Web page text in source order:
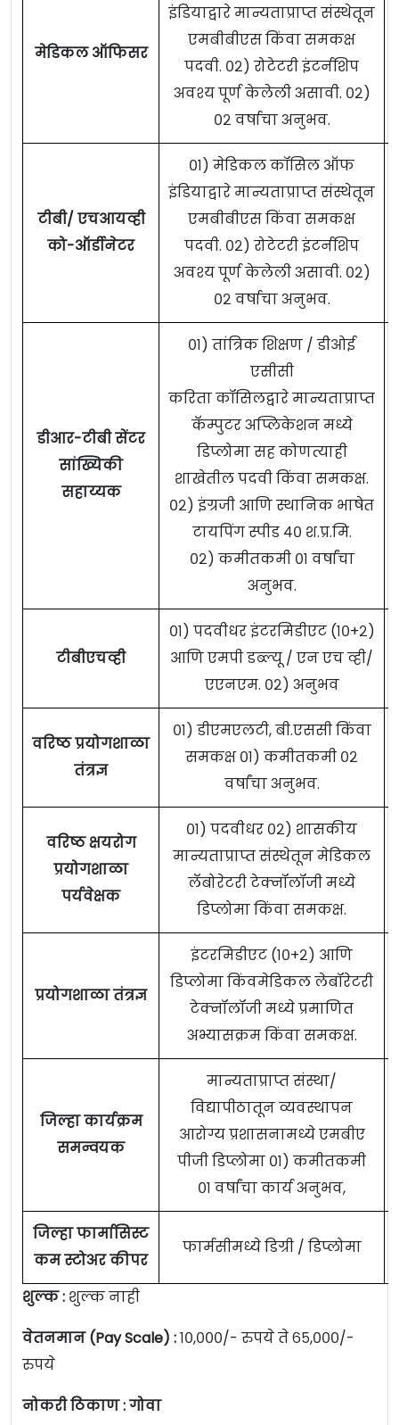
मेडिकल ऑफिसर
इंडियाद्वारे मान्यताप्राप्त संस्थेतून
एमबीबीएस किंवा समकक्ष
पदवी. ०२) रोटेटरी इंटर्नशिप
अवश्य पूर्ण केलेली असावी. ०२)
०२ वर्षाचा अनुभव.
टीबी/ एचआयव्ही
को-ऑर्डीनेटर
०१) मेडिकल कॉसिल ऑफ
इंडियाद्वारे मान्यताप्राप्त संस्थेतून
एमबीबीएस किंवा समकक्ष
पदवी. ०२) रोटेटरी इंटर्नशिप
अवश्य पूर्ण केलेली असावी. ०२)
०२ वर्षाचा अनुभव.
डीआर-टीबी सेंटर
सांख्यिकी
सहाय्यक
०१) तांत्रिक शिक्षण / डीओई
एसीसी
करिता कॉसिलद्वारे मान्यताप्राप्त
कॅम्पुटर अप्लिकेशन मध्ये
डिप्लोमा सह कोणत्याही
शाखेतील पदवी किंवा समकक्ष.
०२) इंग्रजी आणि स्थानिक भाषेत
टायपिंग स्पीड ४० श.प्र.मि.
०२) कमीतकमी ०१ वर्षांचा
अनुभव.
टीबीएचव्ही
०१) पदवीधर इंटरमिडीएट (१०+२)
आणि एमपी डब्ल्यू / एन एच व्ही/
एएनएम. ०२) अनुभव
वरिष्ठ प्रयोगशाळा
तंत्रज्ञ
०१) डीएमएलटी, बी.एससी किंवा
समकक्ष ०१) कमीतकमी ०२
वर्षांचा अनुभव.
वरिष्ठ क्षयरोग
प्रयोगशाळा
पर्यवेक्षक
०१) पदवीधर ०२) शासकीय
मान्यताप्राप्त संस्थेतून मेडिकल
लॅबोरेटरी टेक्नॉलॉजी मध्ये
डिप्लोमा किंवा समकक्ष.
प्रयोगशाळा तंत्रज्ञ
इंटरमिडीएट (१०+२) आणि
डिप्लोमा किंवमेडिकल लेबॉरेटरी
टेक्नॉलॉजी मध्ये प्रमाणित
अभ्यासक्रम किंवा समकक्ष.
जिल्हा कार्यक्रम
समन्वयक
मान्यताप्राप्त संस्था/
विद्यापीठातून व्यवस्थापन
आरोग्य प्रशासनामध्ये एमबीए
पीजी डिप्लोमा ०१) कमीतकमी
०१ वर्षांचा कार्य अनुभव,
जिल्हा फार्मासिस्ट
कम स्टोअर कीपर
फार्मसीमध्ये डिग्री / डिप्लोमा
शुल्क : शुल्क नाही
वेतनमान (Pay Scale) :१०,०००/- रुपये ते ६५,०००/-
रुपये
नोकरी ठिकाण : गोवा